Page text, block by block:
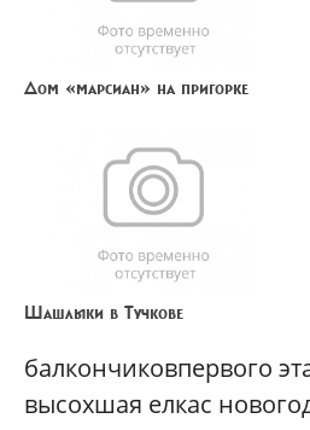
Дом «марсиан» на пригорке
Шашлыки в Тучкове
балкончиковпервого
высохшая елкас